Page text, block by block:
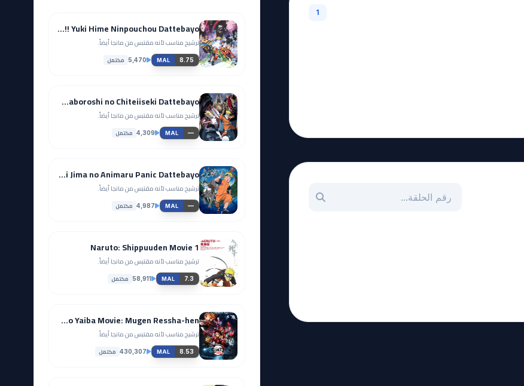
1
بحث عن حلقة بالرقم
Naruto Movie 1: Dai Katsugeki!! Yuki Hime Ninpouchou Dattebayo!
ترشيح مناسب لأنه مقتبس من مانجا أيضاً.
MAL 8.75
5,470 مكتمل
Naruto Movie 2: Dai Gekitotsu! Maboroshi no Chiteiiseki Dattebayo!
ترشيح مناسب لأنه مقتبس من مانجا أيضاً.
MAL —
4,309 مكتمل
Naruto Movie 3: Dai Koufun! Mikazuki Jima no Animaru Panic Dattebayo!
ترشيح مناسب لأنه مقتبس من مانجا أيضاً.
MAL —
4,987 مكتمل
Naruto: Shippuuden Movie 1
ترشيح مناسب لأنه مقتبس من مانجا أيضاً.
MAL 7.3
58,911 مكتمل
Kimetsu no Yaiba Movie: Mugen Ressha-hen
ترشيح مناسب لأنه مقتبس من مانجا أيضاً.
MAL 8.53
430,307 مكتمل